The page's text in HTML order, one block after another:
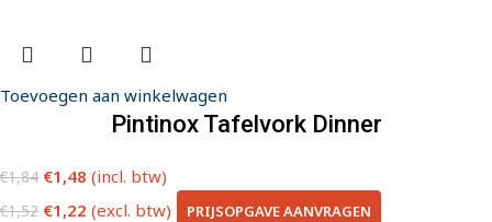
Toevoegen aan winkelwagen
Pintinox Tafelvork Dinner
€1,84 €1,48 (incl. btw)
€1,52 €1,22 (excl. btw) PRIJSOPGAVE AANVRAGEN